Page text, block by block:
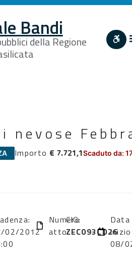
Bandi
della Regione
Importo € 7.721,1Scaduto da:
02/2012
Numero
atto:
CIG:
ZEC093CD26
Data
08/